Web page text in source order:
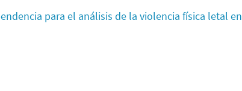
para el análisis de la violencia física letal en